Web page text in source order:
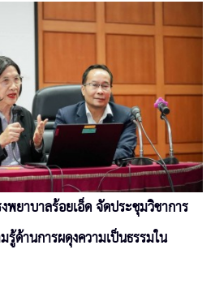
พยาบาลร้อยเอ็ด จัดประชุมวิชาการ
ด้านการผดุงความเป็นธรรมใน